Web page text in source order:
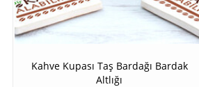
Kahve Kupası Taş Bardağı Bardak
Altlığı